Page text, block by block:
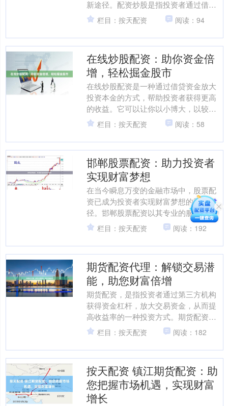
新途径。配资炒股是指投资者通过借用
资金进行股票交易，以放大收益。 武汉
配资市场成熟完善，有多....
栏目：按天配资 阅读：94
在线炒股配资：助你资金倍
增，轻松掘金股市
在线炒股配资是一种通过借贷资金放大
投资本金的方式，帮助投资者获得更高
的收益。它可以让你以小博大，以较少
的资金撬动更大的市场机会。 **配资的
优势** * **资....
栏目：按天配资 阅读：58
邯郸股票配资：助力投资者
实现财富梦想
在当今瞬息万变的金融市场中，股票配
资已成为投资者实现财富梦想的重要途
径。邯郸股票配资以其专业的服务和灵
活的方案，为投资者提供了绝佳的投资
机会。 邯郸股票配资平台....
栏目：按天配资 阅读：192
期货配资代理：解锁交易潜
能，助您财富倍增
期货配资，是指投资者通过第三方机构
获得资金杠杆，放大交易资金，从而提
高收益率的一种投资方式。期货配资代
理，则是为投资者提供配资服务的专业
机构。 选择期货配资代理....
栏目：按天配资 阅读：182
按天配资 镇江期货配资：助
您把握市场机遇，实现财富
增长